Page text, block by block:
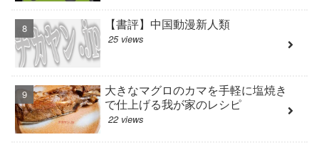
【書評】中国動漫新人類
25 views
大きなマグロのカマを手軽に塩焼き
で仕上げる我が家のレシピ
22 views